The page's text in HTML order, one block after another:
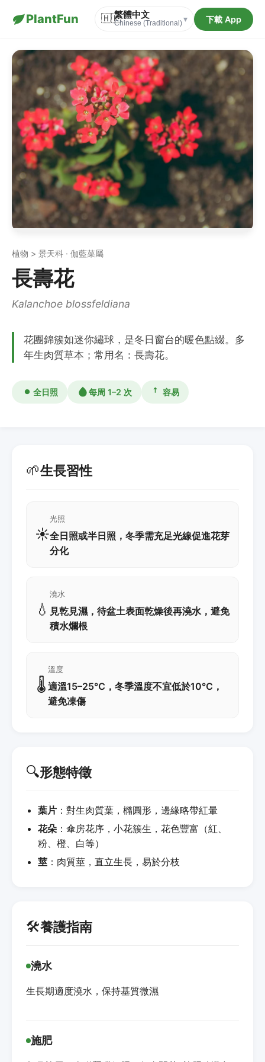
PlantFun 🇭🇰繁體中文
Chinese (Traditional)▾ 下載 App
植物 > 景天科 · 伽藍菜屬
長壽花
Kalanchoe blossfeldiana
花團錦簇如迷你繡球，是冬日窗台的暖色點綴。多
年生肉質草本；常用名：長壽花。
全日照 每周 1–2 次 容易
🌱生長習性
☀️
光照
全日照或半日照，冬季需充足光線促進花芽
分化
💧
澆水
見乾見濕，待盆土表面乾燥後再澆水，避免
積水爛根
🌡️
溫度
適溫15–25℃，冬季溫度不宜低於10℃，
避免凍傷
🔍形態特徵
葉片 ：對生肉質葉，橢圓形，邊緣略帶紅暈
花朵 ：傘房花序，小花簇生，花色豐富（紅、
粉、橙、白等）
莖 ：肉質莖，直立生長，易於分枝
🛠️養護指南
澆水
生長期適度澆水，保持基質微濕
施肥